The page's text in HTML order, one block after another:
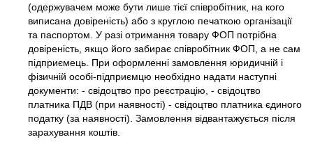
(одержувачем може бути лише тієї співробітник, на кого
виписана довіреність) або з круглою печаткою організації
та паспортом. У разі отримання товару ФОП потрібна
довіреність, якщо його забирає співробітник ФОП, а не сам
підприємець. При оформленні замовлення юридичній і
фізичній особі-підприємцю необхідно надати наступні
документи: - свідоцтво про реєстрацію, - свідоцтво
платника ПДВ (при наявності) - свідоцтво платника єдиного
податку (за наявності). Замовлення відвантажується після
зарахування коштів.